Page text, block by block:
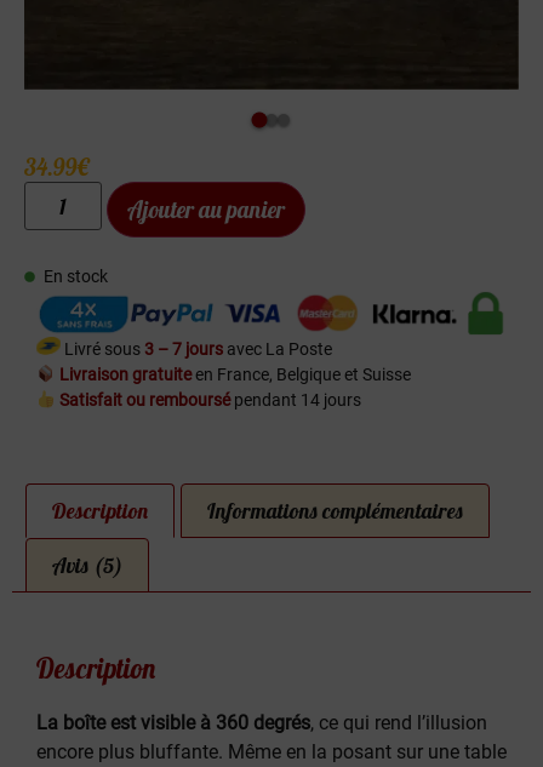
34.99€
Ajouter au panier
En stock
Livré sous 3 – 7 jours avec La Poste
Livraison gratuiteen France, Belgique et Suisse
Satisfait ou remboursépendant 14 jours
Description Informations complémentaires
Avis (5)
Description
La boîte est visible à 360 degrés, ce qui rend l’illusion
encore plus bluffante. Même en la posant sur une table